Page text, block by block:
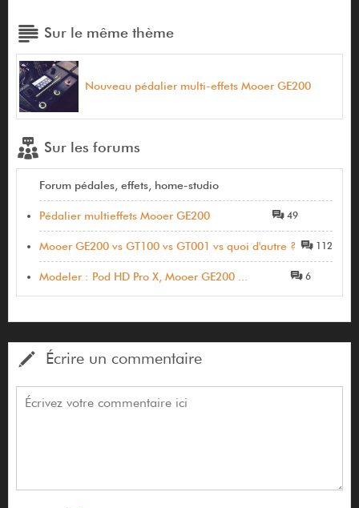
Sur le même thème
Nouveau pédalier multi-effets Mooer GE200
Sur les forums
Forum pédales, effets, home-studio
Pédalier multieffets Mooer GE200 49
Mooer GE200 vs GT100 vs GT001 vs quoi d'autre ? 112
Modeler : Pod HD Pro X, Mooer GE200 ... 6
Écrire un commentaire